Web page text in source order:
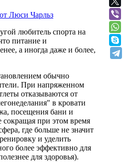
любитель спорта на
питание и
а иногда даже и более,
обычно
При напряженном
отказываются от
в кровати
посещения бани и
при этом время
где больше не значит
и уделить
более эффективно для
для здоровья).